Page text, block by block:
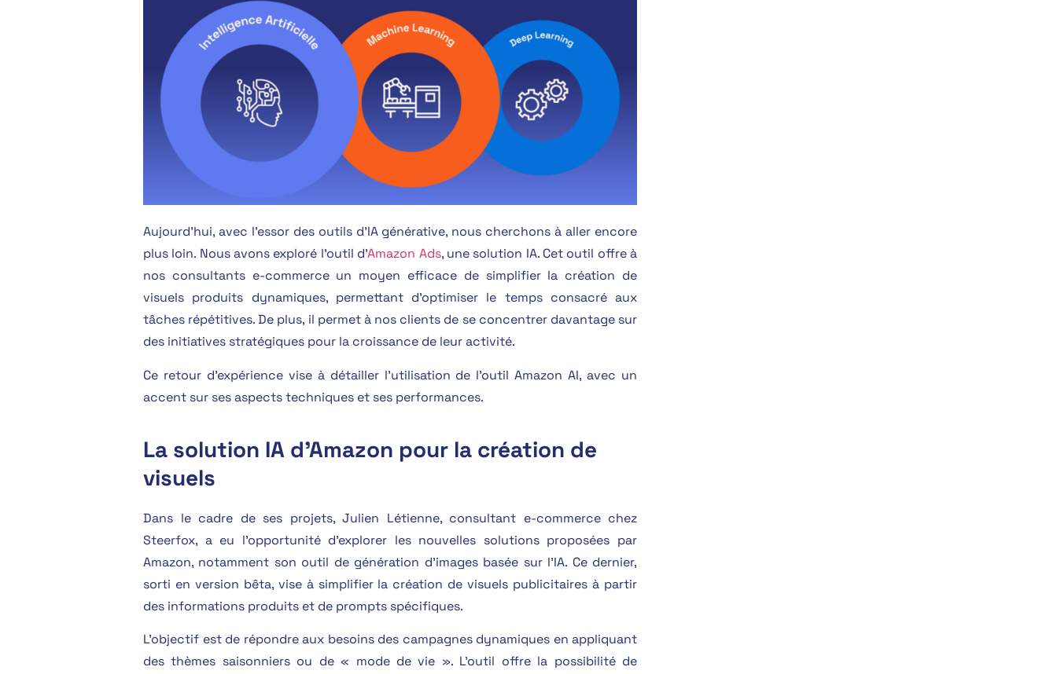
Aujourd’hui, avec l’essor des outils d’IA générative, nous cherchons à aller encore
plus loin. Nous avons exploré l’outil d’Amazon Ads, une solution IA. Cet outil offre à
nos consultants e-commerce un moyen efficace de simplifier la création de
visuels produits dynamiques, permettant d’optimiser le temps consacré aux
tâches répétitives. De plus, il permet à nos clients de se concentrer davantage sur
des initiatives stratégiques pour la croissance de leur activité.
Ce retour d’expérience vise à détailler l’utilisation de l’outil Amazon AI, avec un
accent sur ses aspects techniques et ses performances.
La solution IA d'Amazon pour la création de
visuels
Dans le cadre de ses projets, Julien Létienne, consultant e-commerce chez
Steerfox, a eu l’opportunité d’explorer les nouvelles solutions proposées par
Amazon, notamment son outil de génération d’images basée sur l’IA. Ce dernier,
sorti en version bêta, vise à simplifier la création de visuels publicitaires à partir
des informations produits et de prompts spécifiques.
L’objectif est de répondre aux besoins des campagnes dynamiques en appliquant
des thèmes saisonniers ou de « mode de vie ». L’outil offre la possibilité de